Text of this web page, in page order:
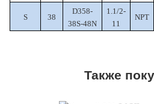
S 38
D358-
38S-48N
1.1/2-
11
NPT
Также